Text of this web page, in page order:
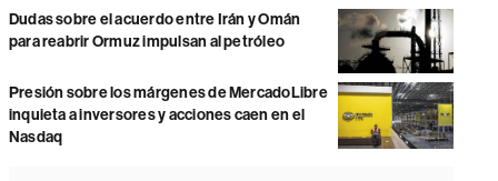
Dudas sobre el acuerdo entre Irán y Omán
para reabrir Ormuz impulsan al petróleo
Presión sobre los márgenes de MercadoLibre
inquieta a inversores y acciones caen en el
Nasdaq